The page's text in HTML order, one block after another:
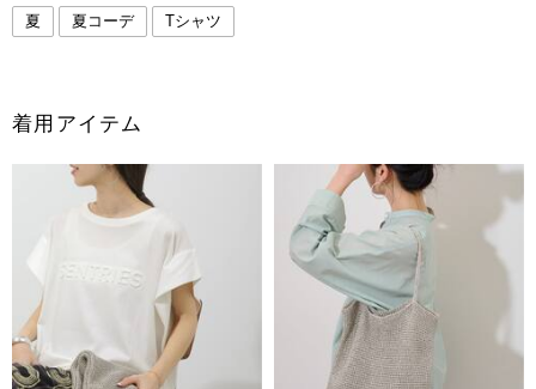
夏 夏コーデ Tシャツ
着用アイテム